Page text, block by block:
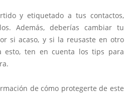
y etiquetado a tus contactos,
Además, deberías cambiar tu
si acaso, y si la reusaste en otro
esto, ten en cuenta los tips para
de cómo protegerte de este